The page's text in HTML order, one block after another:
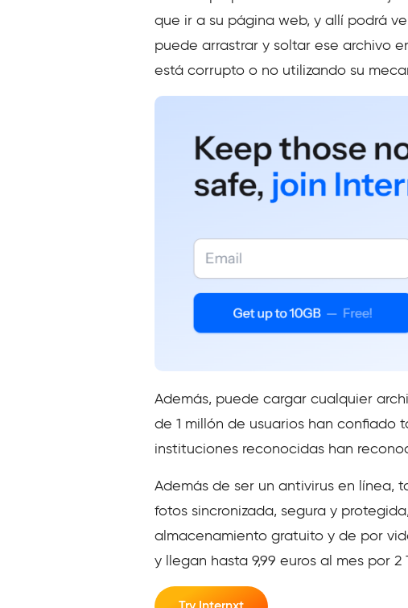
que ir a su página web, y allí podrá
puede arrastrar y soltar ese archivo
está corrupto o no utilizando su
Además, puede cargar cualquier
de 1 millón de usuarios han confiado
instituciones reconocidas han
Además de ser un antivirus en línea,
fotos sincronizada, segura y
almacenamiento gratuito y de por
y llegan hasta 9,99 euros al mes por